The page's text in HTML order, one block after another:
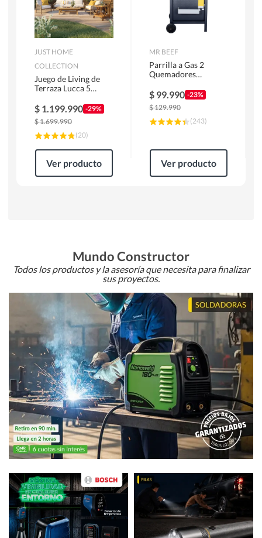
JUST HOME
COLLECTION
Juego de Living de
Terraza Lucca 5
$ 1.199.990 -29%
$1.699.990
(20)
Ver producto
MR BEEF
Parrilla a Gas 2
Quemadores
$ 99.990 -23%
$129.990
(243)
Ver producto
Mundo Constructor
Todos los productos y la asesoría que necesita para finalizar
sus proyectos.